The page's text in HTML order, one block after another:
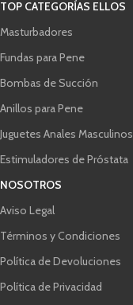
TOP CATEGORÍAS ELLOS
Masturbadores
Fundas para Pene
Bombas de Succión
Anillos para Pene
Juguetes Anales Masculinos
Estimuladores de Próstata
NOSOTROS
Aviso Legal
Términos y Condiciones
Política de Devoluciones
Política de Privacidad